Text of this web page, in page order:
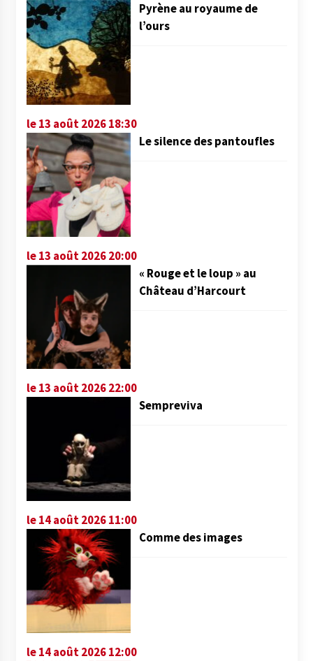
Pyrène au royaume de
l’ours
le 13 août 2026 18:30
Le silence des pantoufles
le 13 août 2026 20:00
« Rouge et le loup » au
Château d’Harcourt
le 13 août 2026 22:00
Sempreviva
le 14 août 2026 11:00
Comme des images
le 14 août 2026 12:00